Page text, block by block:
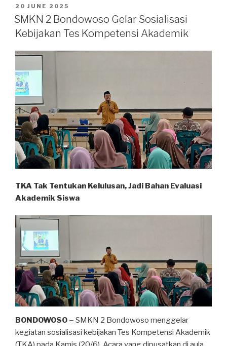
20 JUNE 2025
SMKN 2 Bondowoso Gelar Sosialisasi
Kebijakan Tes Kompetensi Akademik
TKA Tak Tentukan Kelulusan, Jadi Bahan Evaluasi
Akademik Siswa
BONDOWOSO – SMKN 2 Bondowoso menggelar
kegiatan sosialisasi kebijakan Tes Kompetensi Akademik